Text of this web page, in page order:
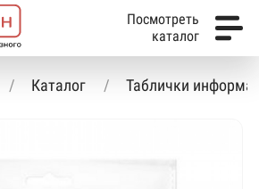
Посмотреть
каталог
Каталог Таблички